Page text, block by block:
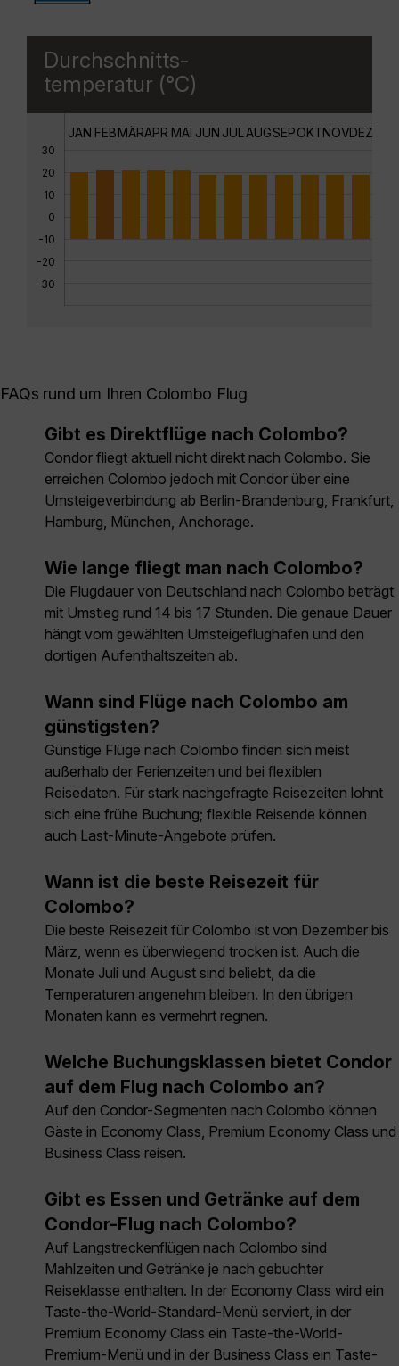
Durchschnitts-
temperatur (°C)
30
20
10
0
-10
-20
-30
JAN FEBMÄRAPR MAI JUN JUL AUGSEPOKTNOVDEZ
FAQs rund um Ihren Colombo Flug
Gibt es Direktflüge nach Colombo?
Condor fliegt aktuell nicht direkt nach Colombo. Sie
erreichen Colombo jedoch mit Condor über eine
Umsteigeverbindung ab Berlin-Brandenburg, Frankfurt,
Hamburg, München, Anchorage.
Wie lange fliegt man nach Colombo?
Die Flugdauer von Deutschland nach Colombo beträgt
mit Umstieg rund 14 bis 17 Stunden. Die genaue Dauer
hängt vom gewählten Umsteigeflughafen und den
dortigen Aufenthaltszeiten ab.
Wann sind Flüge nach Colombo am
günstigsten?
Günstige Flüge nach Colombo finden sich meist
außerhalb der Ferienzeiten und bei flexiblen
Reisedaten. Für stark nachgefragte Reisezeiten lohnt
sich eine frühe Buchung; flexible Reisende können
auch Last-Minute-Angebote prüfen.
Wann ist die beste Reisezeit für
Colombo?
Die beste Reisezeit für Colombo ist von Dezember bis
März, wenn es überwiegend trocken ist. Auch die
Monate Juli und August sind beliebt, da die
Temperaturen angenehm bleiben. In den übrigen
Monaten kann es vermehrt regnen.
Welche Buchungsklassen bietet Condor
auf dem Flug nach Colombo an?
Auf den Condor-Segmenten nach Colombo können
Gäste in Economy Class, Premium Economy Class und
Business Class reisen.
Gibt es Essen und Getränke auf dem
Condor-Flug nach Colombo?
Auf Langstreckenflügen nach Colombo sind
Mahlzeiten und Getränke je nach gebuchter
Reiseklasse enthalten. In der Economy Class wird ein
Taste-the-World-Standard-Menü serviert, in der
Premium Economy Class ein Taste-the-World-
Premium-Menü und in der Business Class ein Taste-